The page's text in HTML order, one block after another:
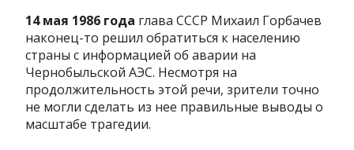
14 мая 1986 года глава СССР Михаил Горбачев
наконец-то решил обратиться к населению
страны с информацией об аварии на
Чернобыльской АЭС. Несмотря на
продолжительность этой речи, зрители точно
не могли сделать из нее правильные выводы о
масштабе трагедии.